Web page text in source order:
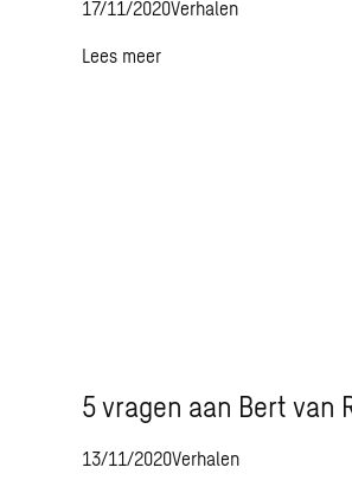
17/11/2020Verhalen
Lees meer
5 vragen aan Bert van
13/11/2020Verhalen